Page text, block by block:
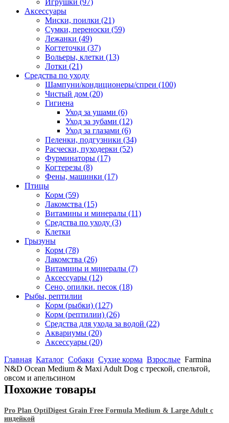
Игрушки (97)
Аксессуары
Миски, поилки (21)
Сумки, переноски (59)
Лежанки (49)
Когтеточки (37)
Вольеры, клетки (13)
Лотки (21)
Средства по уходу
Шампуни/кондиционеры/спреи (100)
Чистый дом (20)
Гигиена
Уход за ушами (6)
Уход за зубами (12)
Уход за глазами (6)
Пеленки, подгузники (34)
Расчески, пуходерки (52)
Фурминаторы (17)
Когтерезы (8)
Фены, машинки (17)
Птицы
Корм (59)
Лакомства (15)
Витамины и минералы (11)
Средства по уходу (3)
Клетки
Грызуны
Корм (78)
Лакомства (26)
Витамины и минералы (7)
Аксессуары (12)
Сено, опилки. песок (18)
Рыбы, рептилии
Корм (рыбки) (127)
Корм (рептилии) (26)
Средства для ухода за водой (22)
Аквариумы (20)
Аксессуары (20)
Главная Каталог Собаки Сухие корма Взрослые Farmina
N&D Ocean Medium & Maxi Adult Dog с треской, спельтой,
овсом и апельсином
Похожие товары
Pro Plan OptiDigest Grain Free Formula Medium & Large Adult с
индейкой